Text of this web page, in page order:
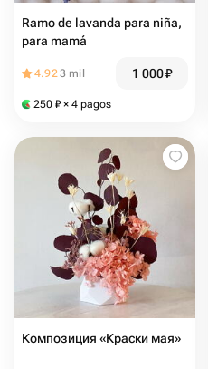
Ramo de lavanda para niña,
para mamá
4.923 mil 1 000₽
250 ₽ × 4 pagos
Композиция «Краски мая»